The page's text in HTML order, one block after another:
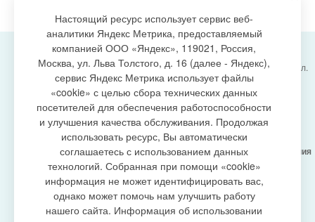
создание сайта
Администрация городского поселения Излучинск, ул.
Энергетиков, 6, пгт. Излучинск, Нижневартовский
район,
Ханты-Мансийский автономный округ-Югра
(Тюменская область), 628634
Сетевое изданиеhttps://www.gp-izluchinsk.ru
16+
Учредитель -Администрация городского поселения
Излучинск
Главный редактор - Бурич Денис Ярославович
Телефон/факс: (3466) 28-13-77 , e-mail:
admizl@rambler.ru
Сетевое изданиеhttps://www.gp-izluchinsk.ru
Настоящий ресурс использует сервис веб-
аналитики Яндекс Метрика, предоставляемый
компанией ООО «Яндекс», 119021, Россия,
Москва, ул. Льва Толстого, д. 16 (далее - Яндекс),
сервис Яндекс Метрика использует файлы
«cookie» с целью сбора технических данных
посетителей для обеспечения работоспособности
и улучшения качества обслуживания. Продолжая
использовать ресурс, Вы автоматически
соглашаетесь с использованием данных
технологий. Собранная при помощи «cookie»
информация не может идентифицировать вас,
однако может помочь нам улучшить работу
нашего сайта. Информация об использовании